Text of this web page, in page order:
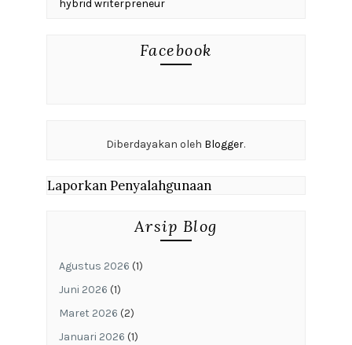
hybrid writerpreneur
Facebook
Diberdayakan oleh Blogger.
Laporkan Penyalahgunaan
Arsip Blog
Agustus 2026 (1)
Juni 2026 (1)
Maret 2026 (2)
Januari 2026 (1)